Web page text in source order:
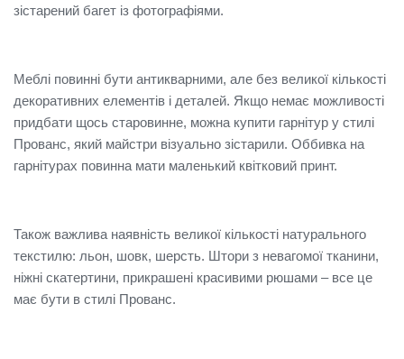
зістарений багет із фотографіями.
Меблі повинні бути антикварними, але без великої кількості
декоративних елементів і деталей. Якщо немає можливості
придбати щось старовинне, можна купити гарнітур у стилі
Прованс, який майстри візуально зістарили. Оббивка на
гарнітурах повинна мати маленький квітковий принт.
Також важлива наявність великої кількості натурального
текстилю: льон, шовк, шерсть. Штори з невагомої тканини,
ніжні скатертини, прикрашені красивими рюшами – все це
має бути в стилі Прованс.